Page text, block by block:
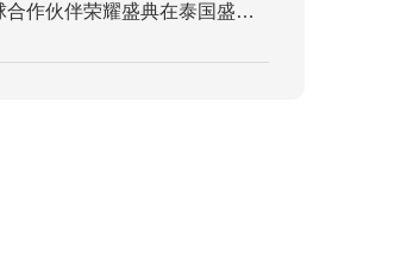
万和2026全球合作伙伴荣耀盛典在泰国盛大召开 擘画国际化发展新蓝图，万和2026全球合作伙伴荣耀盛典释放升维信号 同心致远，携手登峰！万和电气锚定“AI+全球化”双引擎